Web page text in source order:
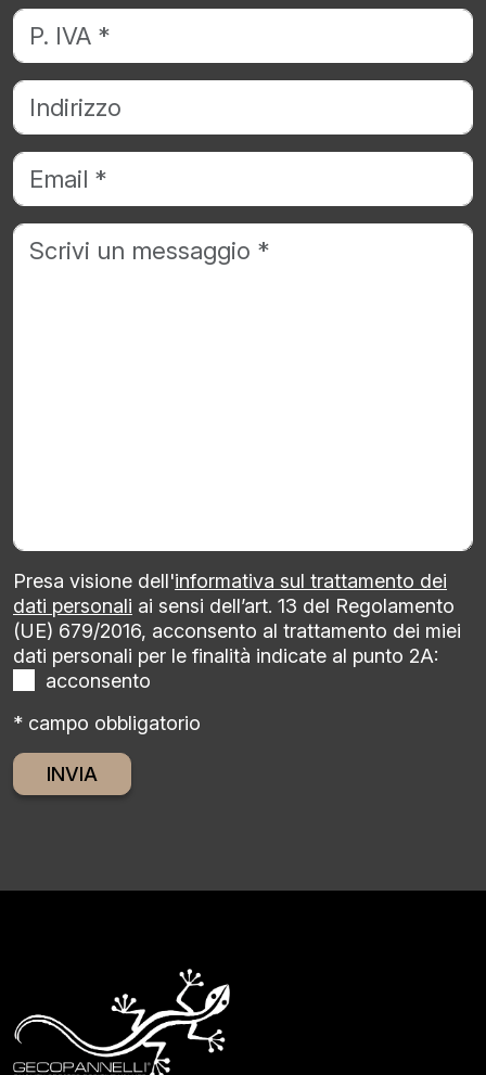
Presa visione dell'informativa sul trattamento dei
dati personali ai sensi dell’art. 13 del Regolamento
(UE) 679/2016, acconsento al trattamento dei miei
dati personali per le finalità indicate al punto 2A:
acconsento
* campo obbligatorio